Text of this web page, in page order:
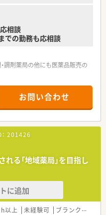
相談
での勤務も応相談
調剤薬局の他にも医薬品販売の
いる方もおり、長く働ける会社
。老人介護施設、病院と組ん
もサービス付き高齢者住宅の処
齢者が多めです。
め、12時半くらいから在宅に
訪問してから出勤することも
の方1名の常時2名体制です。優
お問い合わせ
201426
る「地域薬局」を目指し
に追加
以上 未経験可 ブランク可